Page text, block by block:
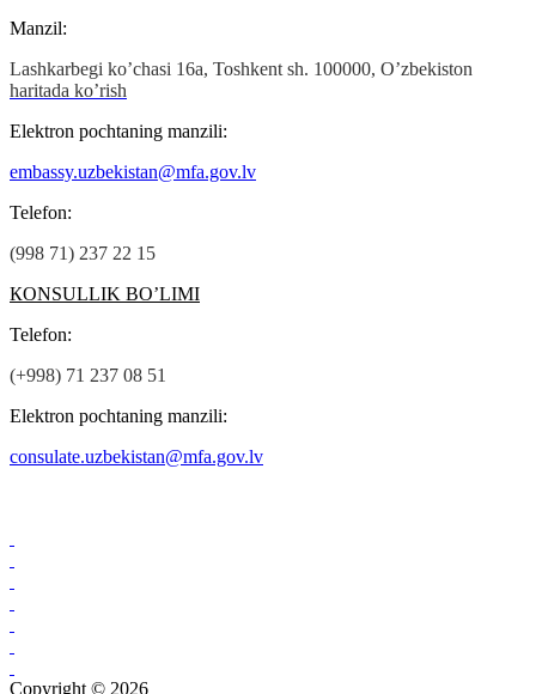
Manzil:
Lashkarbegi ko’chasi 16а, Toshkent sh. 100000, O’zbekiston
haritada ko’rish
Elektron pochtaning manzili:
embassy.uzbekistan@mfa.gov.lv
Теlefon:
(998 71) 237 22 15
КОNSULLIK BO’LIMI
Теlefon:
(+998) 71 237 08 51
Elektron pochtaning manzili:
consulate.uzbekistan@mfa.gov.lv
Copyright © 2026